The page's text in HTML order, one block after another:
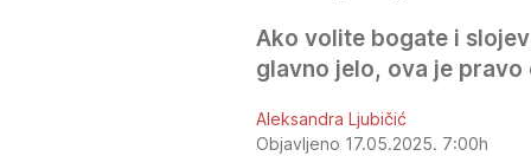
Ako volite bogate i
glavno jelo, ova je
Aleksandra Ljubičić
Objavljeno 17.05.2025. 7:00h